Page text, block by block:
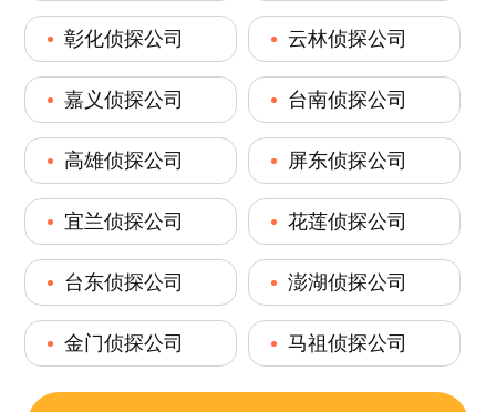
彰化侦探公司 云林侦探公司
嘉义侦探公司 台南侦探公司
高雄侦探公司 屏东侦探公司
宜兰侦探公司 花莲侦探公司
台东侦探公司 澎湖侦探公司
金门侦探公司 马祖侦探公司